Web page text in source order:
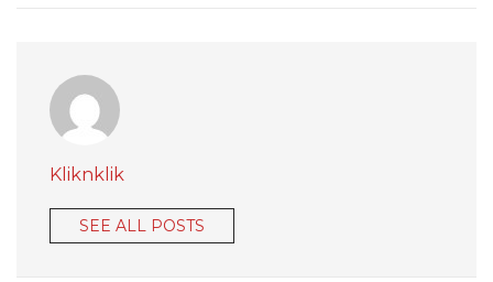
Kliknklik
SEE ALL POSTS